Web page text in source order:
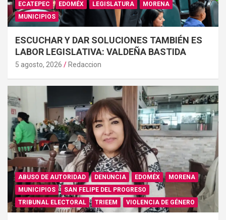
ECATEPEC EDOMÉX LEGISLATURA
MORENA
MUNICIPIOS
ESCUCHAR Y DAR SOLUCIONES TAMBIÉN ES
LABOR LEGISLATIVA: VALDEÑA BASTIDA
5 agosto, 2026 Redaccion
ABUSO DE AUTORIDAD DENUNCIA EDOMÉX
MORENA
MUNICIPIOS
SAN FELIPE DEL PROGRESO
TRIBUNAL ELECTORAL
TRIEEM VIOLENCIA DE GÉNERO